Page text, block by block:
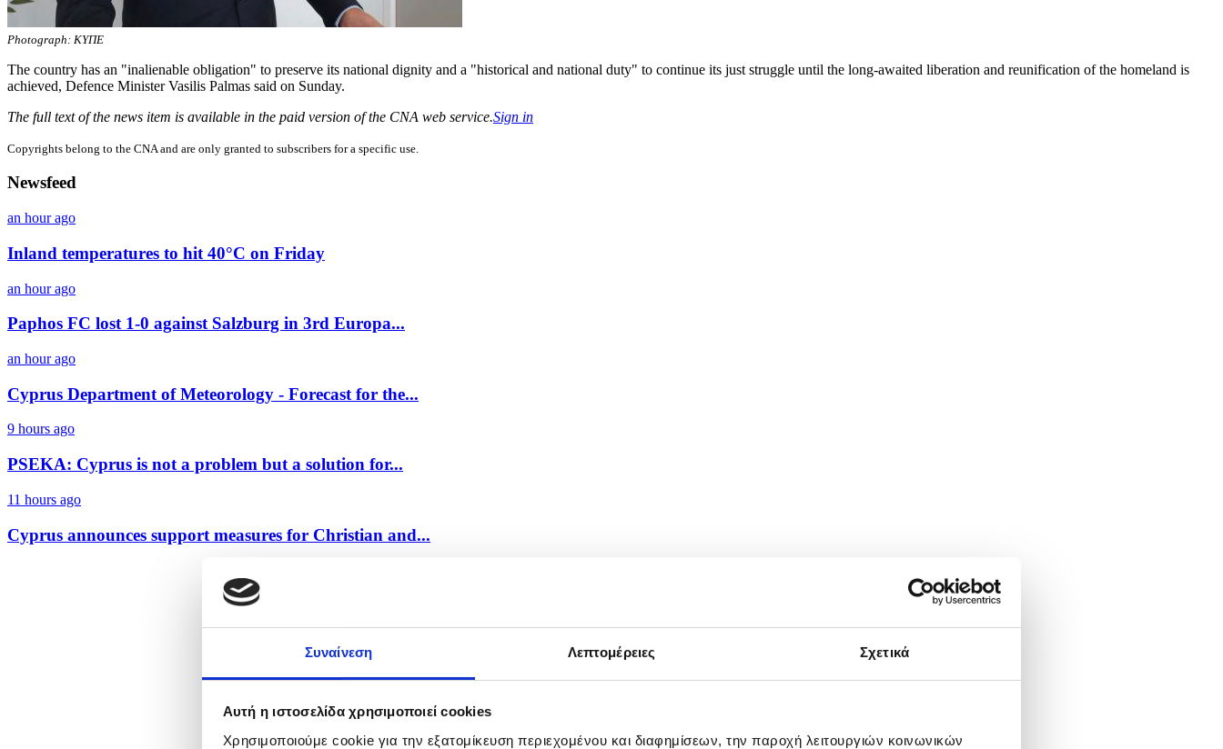
Συναίνεση Λεπτομέρειες Σχετικά
Αυτή η ιστοσελίδα χρησιμοποιεί cookies
Χρησιμοποιούμε cookie για την εξατομίκευση περιεχομένου και διαφημίσεων, την παροχή λειτουργιών κοινωνικών
Photograph: ΚΥΠΕ
The country has an "inalienable obligation" to preserve its national dignity and a "historical and national duty" to continue its just struggle until the long-awaited liberation and reunification of the homeland is
achieved, Defence Minister Vasilis Palmas said on Sunday.
The full text of the news item is available in the paid version of the CNA web service.Sign in
Copyrights belong to the CNA and are only granted to subscribers for a specific use.
Newsfeed
an hour ago
Inland temperatures to hit 40°C on Friday
an hour ago
Paphos FC lost 1-0 against Salzburg in 3rd Europa...
an hour ago
Cyprus Department of Meteorology - Forecast for the...
9 hours ago
PSEKA: Cyprus is not a problem but a solution for...
11 hours ago
Cyprus announces support measures for Christian and...